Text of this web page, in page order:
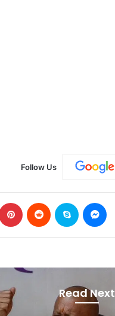
Follow Us
Read Next